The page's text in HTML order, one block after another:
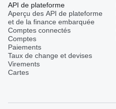
API de plateforme
Aperçu des API de plateforme
et de la finance embarquée
Comptes connectés
Comptes
Paiements
Taux de change et devises
Virements
Cartes